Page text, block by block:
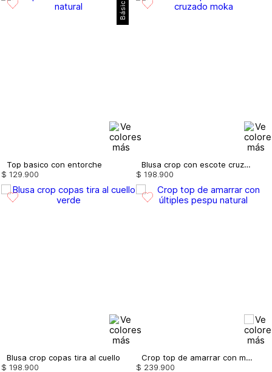
Básico
Top basico con entorche
$ 129 900
Blusa crop con escote cruzado
$ 198 900
Blusa crop copas tira al cuello
$ 198.900
Crop top de amarrar con múltiples pespu
$ 239.900